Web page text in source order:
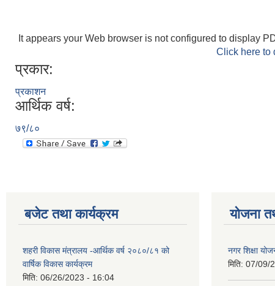
It appears your Web browser is not configured to display
Click here to
प्रकार:
प्रकाशन
आर्थिक वर्ष:
७९/८०
बजेट तथा कार्यक्रम
शहरी विकास मंत्रालय -आर्थिक वर्ष २०८०/८१ को
वार्षिक विकास कार्यक्रम
मिति: 06/26/2023 - 16:04
योजना
नगर शिक्षा
मिति: 07/09/